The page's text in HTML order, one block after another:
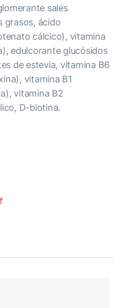
sales
grasos, ácido
cálcico), vitamina
edulcorante glucósidos
de estevia, vitamina B6
vitamina B1
vitamina B2
D-biotina.